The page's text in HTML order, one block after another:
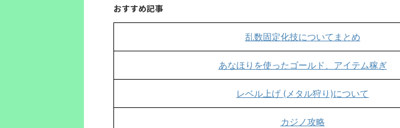
おすすめ記事
乱数固定化技についてまとめ
あなほりを使ったゴールド、アイテム稼ぎ
レベル上げ (メタル狩り)について
カジノ攻略